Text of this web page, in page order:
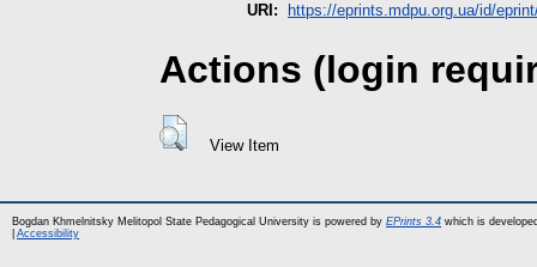
URI:
https://eprints.mdpu.org.ua/id/
Actions (login
View Item
Bogdan Khmelnitsky Melitopol State Pedagogical University is powered by EPrints 3.4 which is
Accessibility